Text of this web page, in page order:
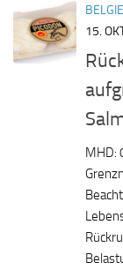
15.
MHD: